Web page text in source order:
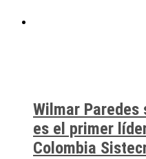
Wilmar
es el primer
Colombia